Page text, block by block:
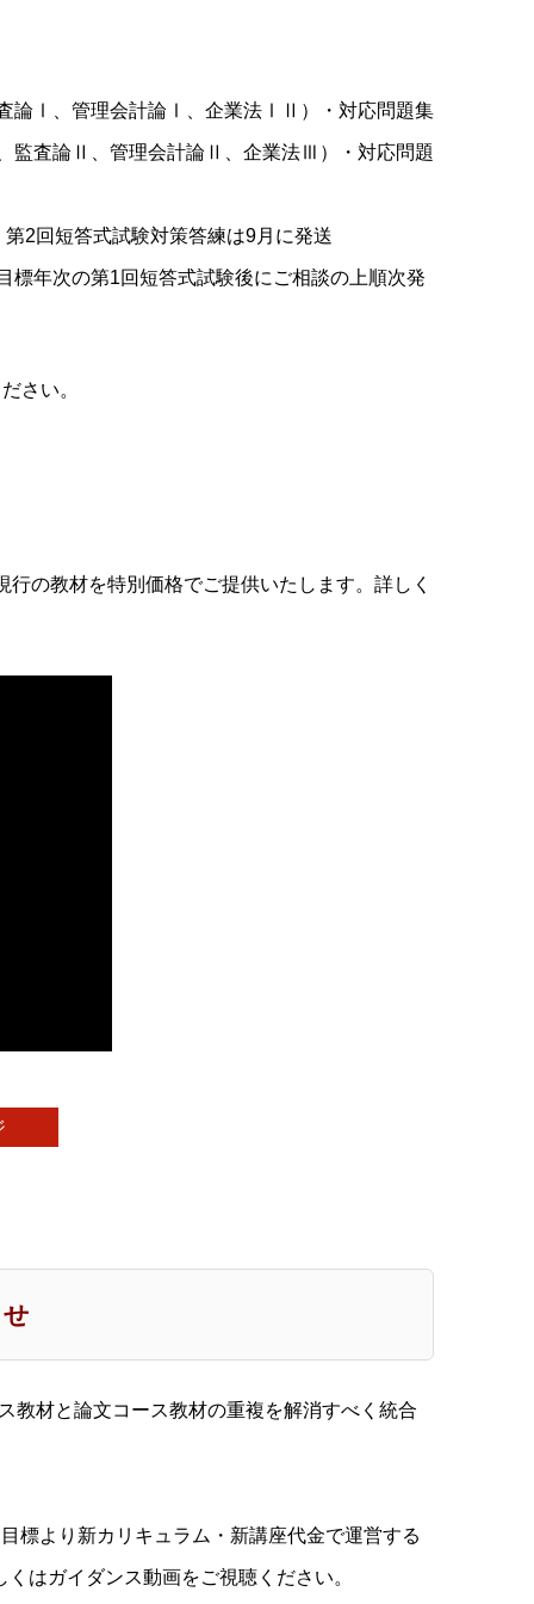
論Ⅰ、管理会計論Ⅰ、企業法ⅠⅡ）・対応問題集
監査論Ⅱ、管理会計論Ⅱ、企業法Ⅲ）・対応問題
2回短答式試験対策答練は9月に発送
標年次の第1回短答式試験後にご相談の上順次発
さい。
の教材を特別価格でご提供いたします。詳しく
教材と論文コース教材の重複を解消すべく統合
標より新カリキュラム・新講座代金で運営する
はガイダンス動画をご視聴ください。